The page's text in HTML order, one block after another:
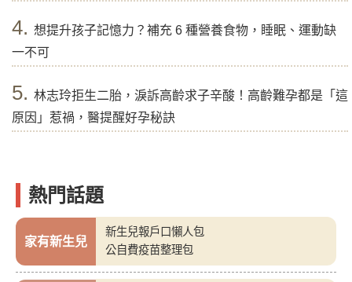
4. 想提升孩子記憶力？補充 6 種營養食物，睡眠、運動缺
一不可
5. 林志玲拒生二胎，淚訴高齡求子辛酸！高齡難孕都是「這
原因」惹禍，醫提醒好孕秘訣
熱門話題
家有新生兒
新生兒報戶口懶人包
公自費疫苗整理包